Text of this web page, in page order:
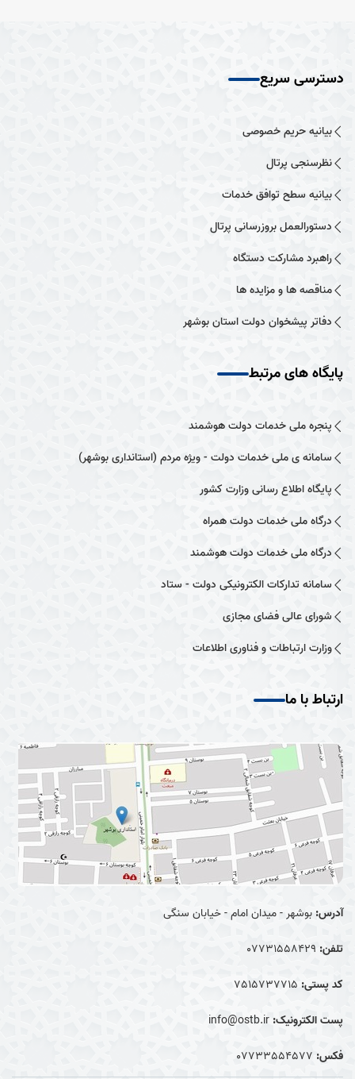
دسترسی سریع
بیانیه حریم خصوصی
نظرسنجی پرتال
بیانیه سطح توافق خدمات
دستورالعمل بروزرسانی پرتال
راهبرد مشارکت دستگاه
مناقصه ها و مزایده ها
دفاتر پیشخوان دولت استان بوشهر
پایگاه های مرتبط
پنجره ملی خدمات دولت هوشمند
سامانه ی ملی خدمات دولت - ویژه مردم (استانداری بوشهر)
پایگاه اطلاع رسانی وزارت کشور
درگاه ملی خدمات دولت همراه
درگاه ملی خدمات دولت هوشمند
سامانه تدارکات الکترونیکی دولت - ستاد
شورای عالی فضای مجازی
وزارت ارتباطات و فناوری اطلاعات
ارتباط با ما
آدرس: بوشهر - میدان امام - خیابان سنگی
تلفن: 07731558429
کد پستی: 7515737715
پست الکترونیک: info@ostb.ir
فکس: 07733554577